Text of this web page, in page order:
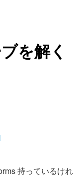
を解く
持っているけれ